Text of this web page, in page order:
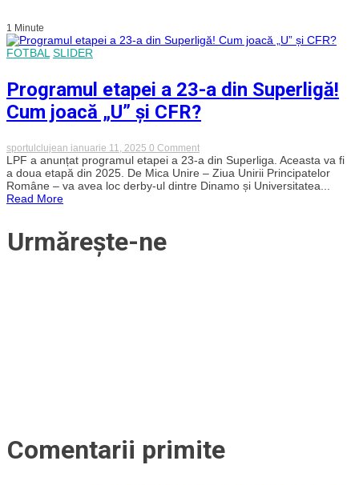
1 Minute
FOTBAL SLIDER
Programul etapei a 23-a din Superligă!
Cum joacă „U” și CFR?
sportulclujean ianuarie 11, 2025 0 Commenton
Programul
etapei
a
23-
LPF a anunțat programul etapei a 23-a din Superliga. Aceasta va fi
a doua etapă din 2025. De Mica Unire – Ziua Unirii Principatelor
Române – va avea loc derby-ul dintre Dinamo și Universitatea...
Read More
Urmărește-ne
Comentarii primite